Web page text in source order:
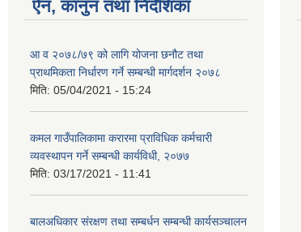
ऐन, कानुन तथा निर्देशिका
आ व २०७८/७९ को लागि योजना छनौट तथा
प्राथमिकता निर्धारण गर्ने सम्बन्धी मार्गदर्शन २०७८
मिति: 05/04/2021 - 15:24
कमल गाउँपालिकामा करारमा प्राविधिक कर्मचारी
व्यवस्थापन गर्ने सम्बन्धी कार्यविधी, २०७७
मिति: 03/17/2021 - 11:41
बालअधिकार संरक्षण तथा सम्बर्धन सम्बन्धी कार्यसञ्चालन